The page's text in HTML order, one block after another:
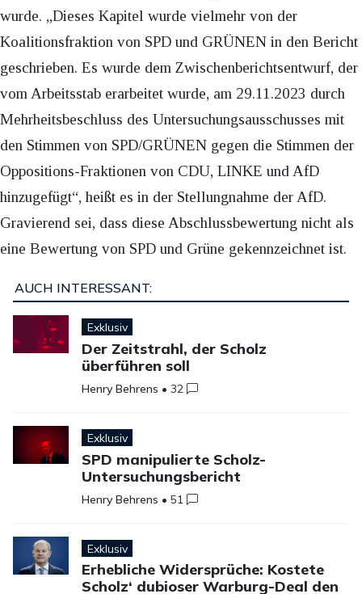
wurde. „Dieses Kapitel wurde vielmehr von der
Koalitionsfraktion von SPD und GRÜNEN in den Bericht
geschrieben. Es wurde dem Zwischenberichtsentwurf, der
vom Arbeitsstab erarbeitet wurde, am 29.11.2023 durch
Mehrheitsbeschluss des Untersuchungsausschusses mit
den Stimmen von SPD/GRÜNEN gegen die Stimmen der
Oppositions-Fraktionen von CDU, LINKE und AfD
hinzugefügt“, heißt es in der Stellungnahme der AfD.
Gravierend sei, dass diese Abschlussbewertung nicht als
eine Bewertung von SPD und Grüne gekennzeichnet ist.
AUCH INTERESSANT:
Exklusiv
Der Zeitstrahl, der Scholz
überführen soll
Henry Behrens •32
Exklusiv
SPD manipulierte Scholz-
Untersuchungsbericht
Henry Behrens •51
Exklusiv
Erhebliche Widersprüche: Kostete
Scholz‘ dubioser Warburg-Deal den